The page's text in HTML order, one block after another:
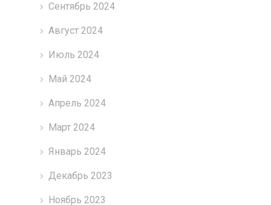
Сентябрь 2024
Август 2024
Июль 2024
Май 2024
Апрель 2024
Март 2024
Январь 2024
Декабрь 2023
Ноябрь 2023